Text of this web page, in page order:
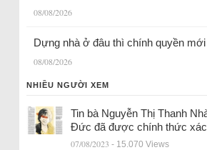
08/08/2026
Dựng nhà ở đâu thì chính quyền mới
08/08/2026
NHIỀU NGƯỜI XEM
Tin bà Nguyễn Thị Thanh
Đức đã được chính thức
07/08/2023 - 15.070 Views